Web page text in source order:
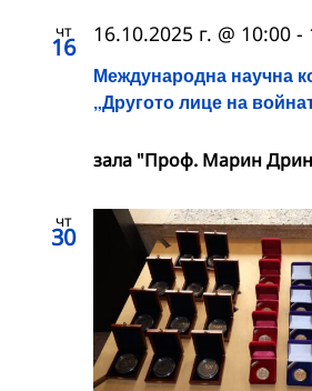
чт
16
Международна научна
„Другото лице на
16.10.2025 г. @ 10:00 -
зала "Проф. Марин
чт
30